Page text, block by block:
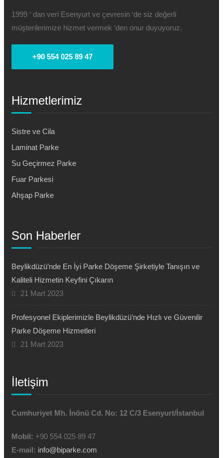
1999 ‘ dan veri Esenyurt ve çevresin ‘de siz değerli
müşterilerimize hizmet vermek ‘den onur duyuyoruz.
+90 554 025 89 47
Hizmetlerimiz
Sistre ve Cila
Laminat Parke
Su Geçirmez Parke
Fuar Parkesi
Ahşap Parke
Son Haberler
Beylikdüzü’nde En İyi Parke Döşeme Şirketiyle Tanışın ve
Kaliteli Hizmetin Keyfini Çıkarın
21 Mart 2023
Profesyonel Ekiplerimizle Beylikdüzü’nde Hızlı ve Güvenilir
Parke Döşeme Hizmetleri
21 Mart 2023
İletişim
Cumhuriyet Mh. İnönü Cd. No: 12 C/3 Esenyurt/İstanbul
Mobil: +90 554 025 89 47
E-mail: info@biparke.com